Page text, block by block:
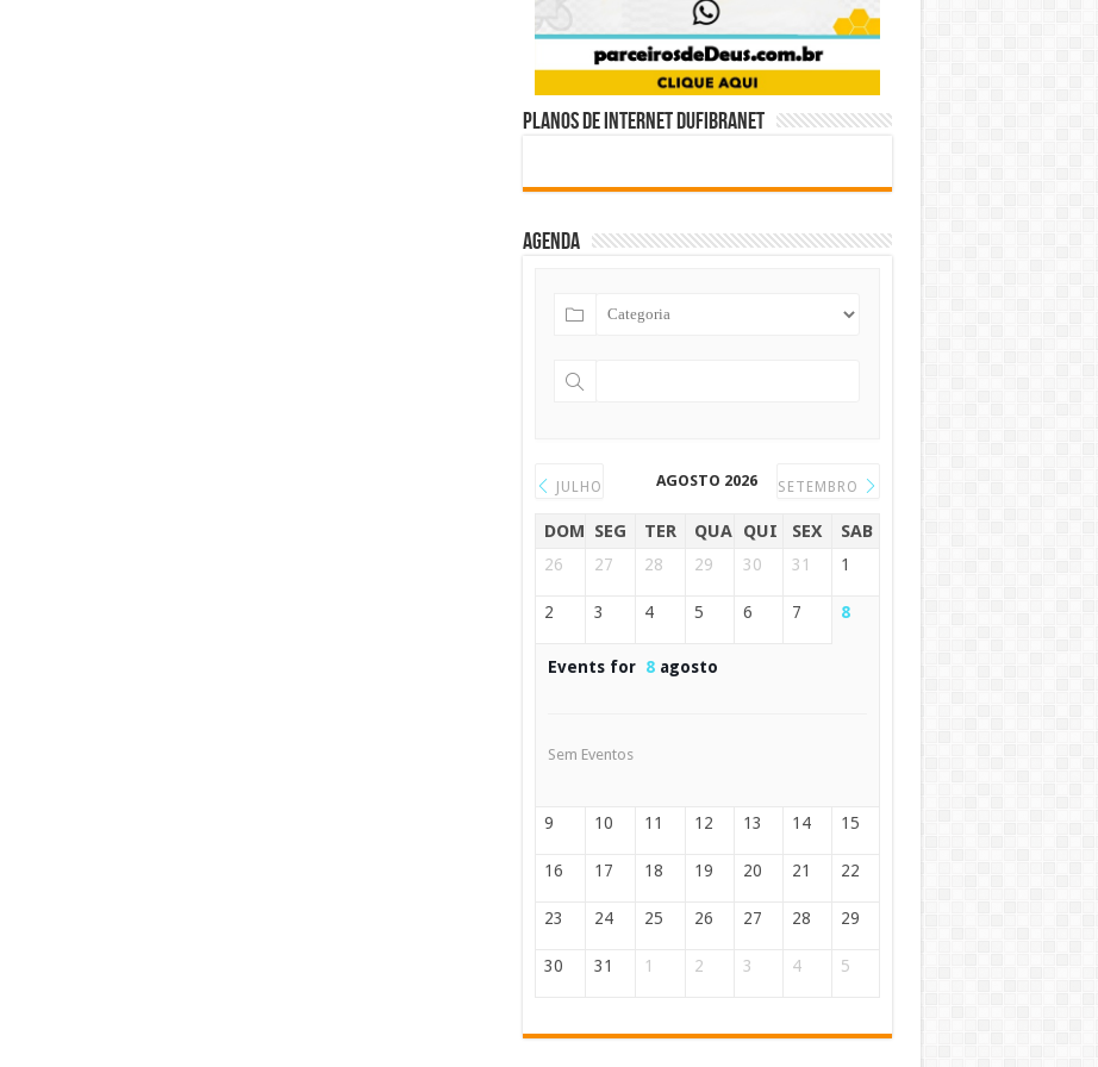
Planos de internet DUFIBRANET
Agenda
JULHO AGOSTO 2026 SETEMBRO
DOM SEG TER QUA QUI SEX SAB
26 27 28 29 30 31 1
2 3 4 5 6 7 8
Events for 8agosto
Sem Eventos
9 10 11 12 13 14 15
16 17 18 19 20 21 22
23 24 25 26 27 28 29
30 31 1 2 3 4 5